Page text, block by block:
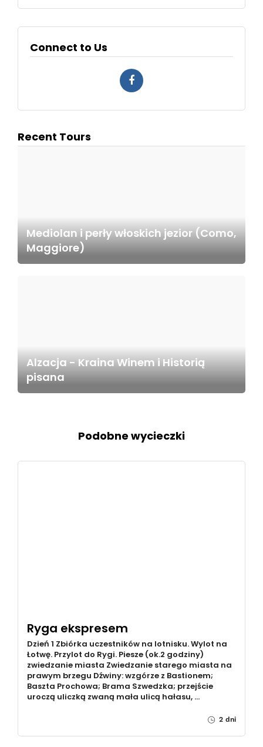
Connect to Us
Recent Tours
Mediolan i perły włoskich jezior (Como,
Maggiore)
Alzacja - Kraina Winem i Historią
pisana
Podobne wycieczki
Ryga ekspresem
Dzień 1 Zbiórka uczestników na lotnisku. Wylot na
Łotwę. Przylot do Rygi. Piesze (ok.2 godziny)
zwiedzanie miasta Zwiedzanie starego miasta na
prawym brzegu Dźwiny: wzgórze z Bastionem;
Baszta Prochowa; Brama Szwedzka; przejście
uroczą uliczką zwaną mała ulicą hałasu, …
2 dni